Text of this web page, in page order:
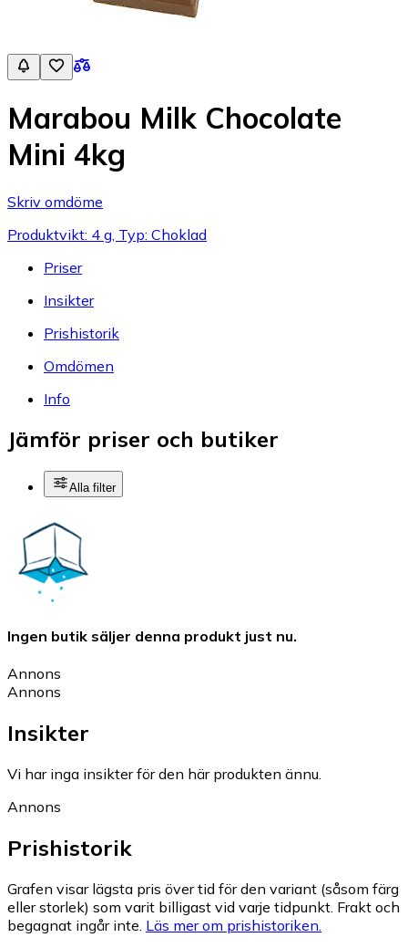
Marabou Milk Chocolate
Mini 4kg
Skriv omdöme
Produktvikt: 4 g, Typ: Choklad
Priser
Insikter
Prishistorik
Omdömen
Info
Jämför priser och butiker
Alla filter
Ingen butik säljer denna produkt just nu.
Annons
Annons
Insikter
Vi har inga insikter för den här produkten ännu.
Annons
Prishistorik
Grafen visar lägsta pris över tid för den variant (såsom färg
eller storlek) som varit billigast vid varje tidpunkt. Frakt och
begagnat ingår inte. Läs mer om prishistoriken.